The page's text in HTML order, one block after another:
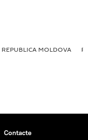
REPUBLICA MOLDOVA
Contacte